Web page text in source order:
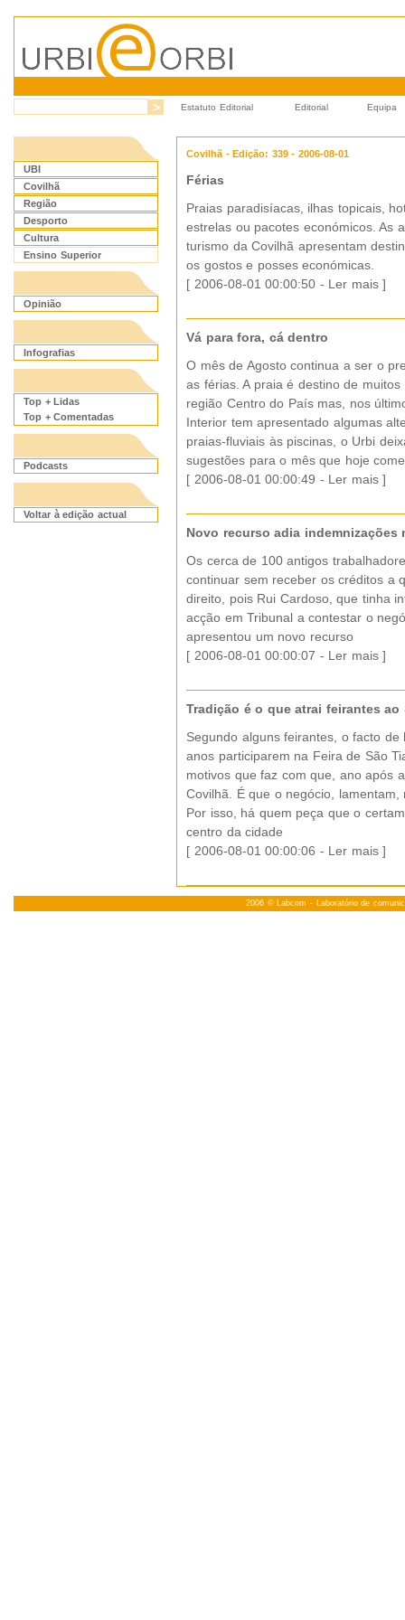
Estatuto Editorial Editorial Equipa
UBI
Covilhã
Região
Desporto
Cultura
Ensino Superior
Opinião
Infografias
Top + Lidas
Top + Comentadas
Podcasts
Voltar à edição actual
Covilhã - Edição: 339 - 2006-08-01
Férias
Praias paradisíacas, ilhas topicais,
estrelas ou pacotes económicos. As
turismo da Covilhã apresentam
os gostos e posses económicas.
[ 2006-08-01 00:00:50 - Ler mais]
Vá para fora, cá dentro
O mês de Agosto continua a ser o
as férias. A praia é destino de muitos
região Centro do País mas, nos
Interior tem apresentado algumas
praias-fluviais às piscinas, o Urbi
sugestões para o mês que hoje
[ 2006-08-01 00:00:49 - Ler mais]
Novo recurso adia indemnizações
Os cerca de 100 antigos
continuar sem receber os créditos a
direito, pois Rui Cardoso, que tinha
acção em Tribunal a contestar o
apresentou um novo recurso
[ 2006-08-01 00:00:07 - Ler mais]
Tradição é o que atrai feirantes ao
Segundo alguns feirantes, o facto de
anos participarem na Feira de São
motivos que faz com que, ano após
Covilhã. É que o negócio, lamentam,
Por isso, há quem peça que o
centro da cidade
[ 2006-08-01 00:00:06 - Ler mais]
2006 © Labcom - Laboratório de